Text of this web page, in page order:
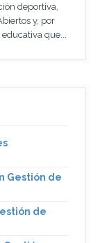
deportiva,
y, por
que...
Gestión de
de